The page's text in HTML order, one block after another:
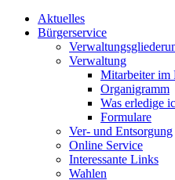
Aktuelles
Bürgerservice
Verwaltung
Mitarbeiter im
Organigramm
Was erledige
Formulare
Ver- und Entsorgung
Online Service
Interessante Links
Wahlen